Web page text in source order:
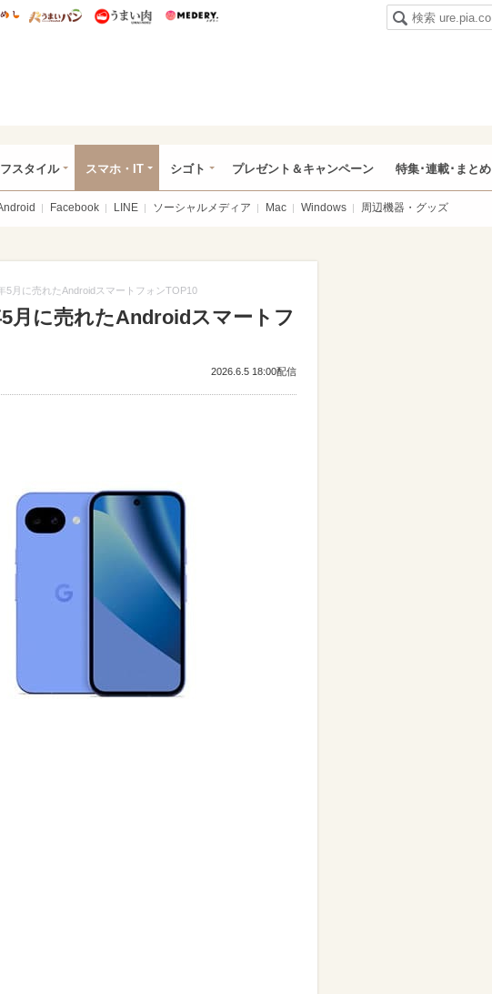
ズニー特集
うまいめし うまいパン うまい肉
スタイル スマホ・IT シゴト プレゼント＆キャンペーン 特集･連載･まとめ
Facebook LINE ソーシャルメディア Mac Windows 周辺機器・グッズ
5月に売れたAndroidスマートフォンTOP10
5月に売れたAndroidスマートフ
2026.6.5 18:00配信